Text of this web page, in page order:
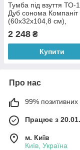
Тумба під взуття ТО-
Дуб сонома Компаніт
(60х32х104,8 см),
БЕЗКОШТОВНА
в точку видачі Rozetka
2 248 ₴
Купити
Про нас
99% позитивних
Працює з
м. Київ
Київ, Україна